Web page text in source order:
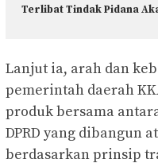
Terlibat Tindak Pidana
Lanjut ia, arah dan
pemerintah daerah
produk bersama
DPRD yang dibangun
berdasarkan prinsip